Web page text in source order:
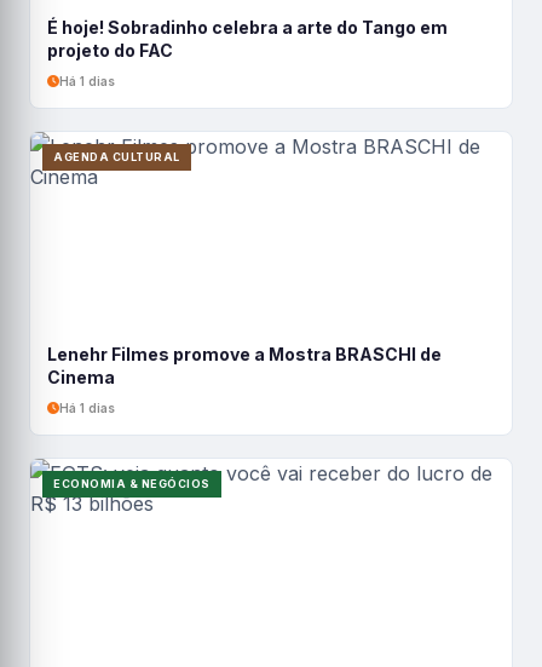
É hoje! Sobradinho celebra a arte do Tango em
projeto do FAC
Há 1 dias
AGENDA CULTURAL
Lenehr Filmes promove a Mostra BRASCHI de
Cinema
Há 1 dias
ECONOMIA & NEGÓCIOS